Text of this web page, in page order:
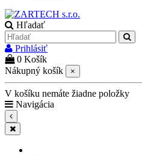
Hľadať
Prihlásiť
0 Košík
Nákupný košík
×
V košíku nemáte žiadne položky
Navigácia